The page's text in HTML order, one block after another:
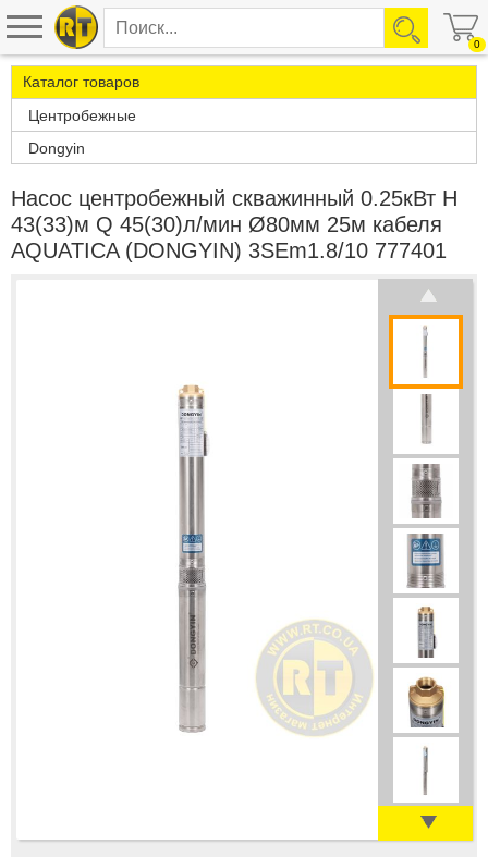
0
Каталог товаров
Центробежные
Dongyin
Насос центробежный скважинный 0.25кВт H
43(33)м Q 45(30)л/мин Ø80мм 25м кабеля
AQUATICA (DONGYIN) 3SEm1.8/10 777401